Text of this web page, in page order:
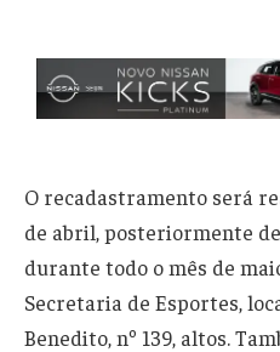
O recadastramento será
de abril, posteriormente
durante todo o mês de
Secretaria de Esportes,
Benedito, nº 139, altos.